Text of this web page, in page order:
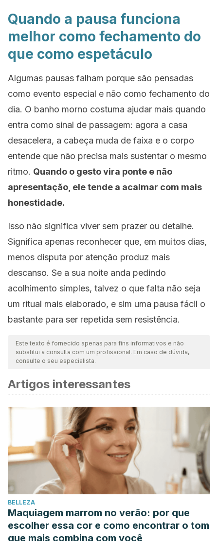
Quando a pausa funciona
melhor como fechamento do
que como espetáculo
Algumas pausas falham porque são pensadas
como evento especial e não como fechamento do
dia. O banho morno costuma ajudar mais quando
entra como sinal de passagem: agora a casa
desacelera, a cabeça muda de faixa e o corpo
entende que não precisa mais sustentar o mesmo
ritmo. Quando o gesto vira ponte e não
apresentação, ele tende a acalmar com mais
honestidade.
Isso não significa viver sem prazer ou detalhe.
Significa apenas reconhecer que, em muitos dias,
menos disputa por atenção produz mais
descanso. Se a sua noite anda pedindo
acolhimento simples, talvez o que falta não seja
um ritual mais elaborado, e sim uma pausa fácil o
bastante para ser repetida sem resistência.
Este texto é fornecido apenas para fins informativos e não
substitui a consulta com um profissional. Em caso de dúvida,
consulte o seu especialista.
Artigos interessantes
BELLEZA
Maquiagem marrom no verão: por que
escolher essa cor e como encontrar o tom
que mais combina com você